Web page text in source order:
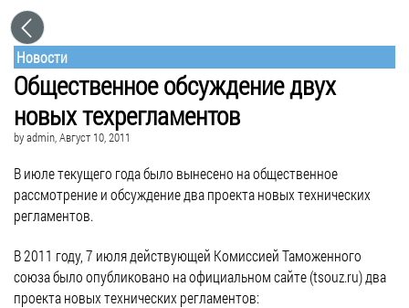
Новости
Общественное обсуждение двух
новых техрегламентов
byadmin, Август 10, 2011
В июле текущего года было вынесено на общественное
рассмотрение и обсуждение два проекта новых технических
регламентов.
В 2011 году, 7 июля действующей Комиссией Таможенного
союза было опубликовано на официальном сайте (tsouz.ru) два
проекта новых технических регламентов: